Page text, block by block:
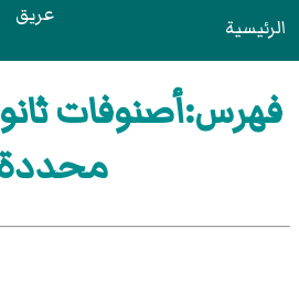
الرئيسية عريق
فهرس:أصنوفات